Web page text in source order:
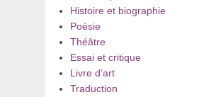
Histoire et biographie
Poésie
Théâtre
Essai et critique
Livre d’art
Traduction